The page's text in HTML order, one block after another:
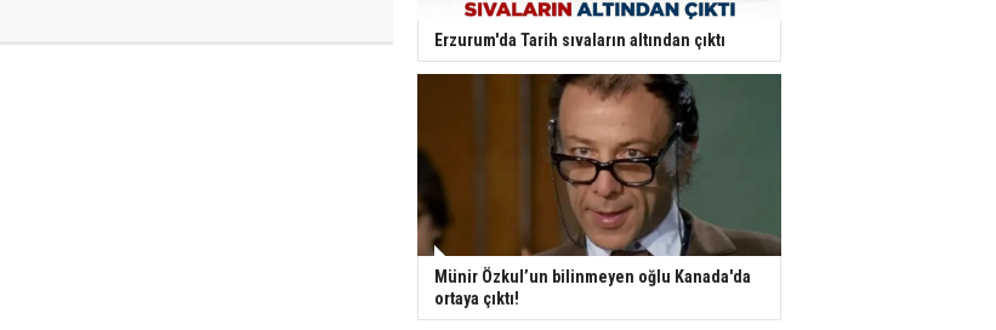
Erzurum'da Tarih sıvaların altından çıktı
Münir Özkul’un bilinmeyen oğlu Kanada'da
ortaya çıktı!